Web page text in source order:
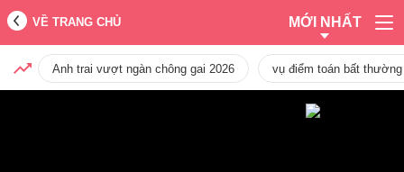
VỀ TRANG CHỦ MỚI NHẤT
Anh trai vượt ngàn chông gai 2026 vụ điểm toán bất